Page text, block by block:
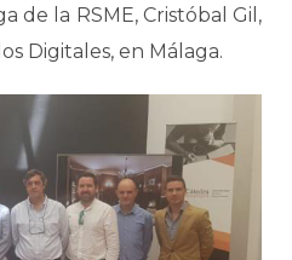
de la RSME, Cristóbal Gil,
Digitales, en Málaga.